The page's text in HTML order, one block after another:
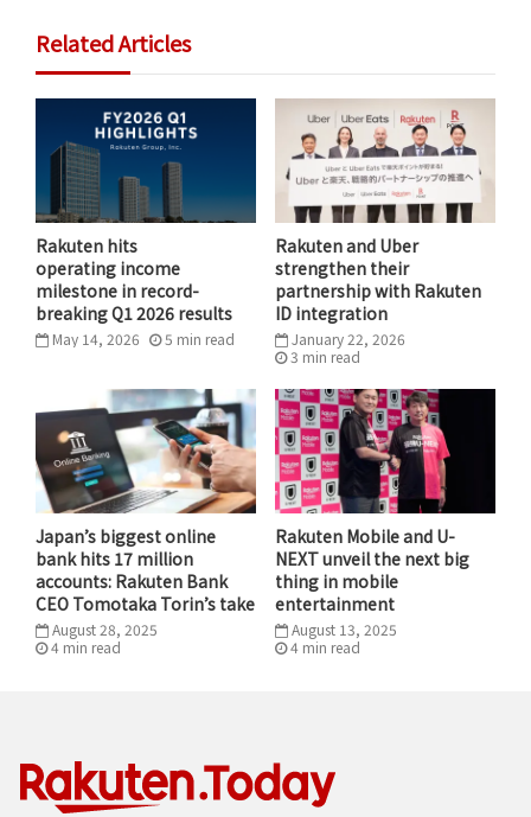
자세한 채용 정보는 라쿠텐심포니 코리아 채용 홈페이지에
Rakuten Symphony Korea – Careers
Related Articles
Rakuten hits
operating income
milestone in record-
breaking Q1 2026 results
May 14, 2026 5 min read
Rakuten and Uber
strengthen their
partnership with Rakuten
ID integration
January 22, 2026
3 min read
Japan’s biggest online
bank hits 17 million
accounts: Rakuten Bank
CEO Tomotaka Torin’s take
August 28, 2025
4 min read
Rakuten Mobile and U-
NEXT unveil the next big
thing in mobile
entertainment
August 13, 2025
4 min read